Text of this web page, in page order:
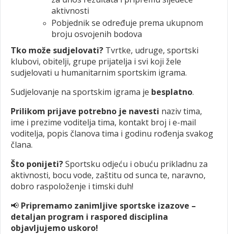
aktivnosti
Pobjednik se određuje prema ukupnom
broju osvojenih bodova
Tko može sudjelovati? Tvrtke, udruge, sportski
klubovi, obitelji, grupe prijatelja i svi koji žele
sudjelovati u humanitarnim sportskim igrama.
Sudjelovanje na sportskim igrama je besplatno.
Prilikom prijave potrebno je navesti naziv tima,
ime i prezime voditelja tima, kontakt broj i e-mail
voditelja, popis članova tima i godinu rođenja svakog
člana.
Što ponijeti?Sportsku odjeću i obuću prikladnu za
aktivnosti, bocu vode, zaštitu od sunca te, naravno,
dobro raspoloženje i timski duh!
📢 Pripremamo zanimljive sportske izazove –
detaljan program i raspored disciplina
objavljujemo uskoro!